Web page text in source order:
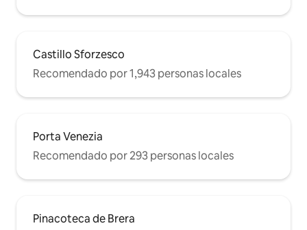
Castillo Sforzesco
Recomendado por 1,943 personas locales
Porta Venezia
Recomendado por 293 personas locales
Pinacoteca de Brera